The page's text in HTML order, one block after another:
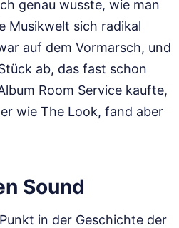
genau wusste, wie man
Musikwelt sich radikal
auf dem Vormarsch, und
ab, das fast schon
Room Service kaufte,
wie The Look, fand aber
Sound
in der Geschichte der